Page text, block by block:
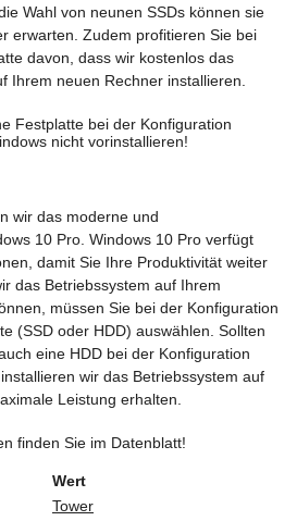
Wahl von neunen SSDs können sie
erwarten. Zudem profitieren Sie bei
davon, dass wir kostenlos das
Ihrem neuen Rechner installieren.
Festplatte bei der Konfiguration
nicht vorinstallieren!
wir das moderne und
10 Pro. Windows 10 Pro verfügt
damit Sie Ihre Produktivität weiter
das Betriebssystem auf Ihrem
müssen Sie bei der Konfiguration
(SSD oder HDD) auswählen. Sollten
eine HDD bei der Konfiguration
wir das Betriebssystem auf
Leistung erhalten.
finden Sie im Datenblatt!
Wert
Tower